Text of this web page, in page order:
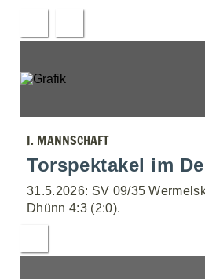
I. MANNSCHAFT
Torspektakel im
31.5.2026: SV 09/35
Dhünn 4:3 (2:0).